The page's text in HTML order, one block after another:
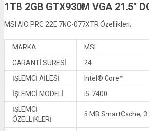
1TB 2GB GTX930M VGA 21.5″
MSI AIO PRO 22E 7NC-077XTR Özellikleri;
MARKA
MSI
GARANTİ SÜRESİ
24
İŞLEMCİ AİLESİ
Intel® Core™
İŞLEMCİ MODELİ
i5-7400
İŞLEMCİ
ÖZELLİKLERİ
6 MB SmartCache,